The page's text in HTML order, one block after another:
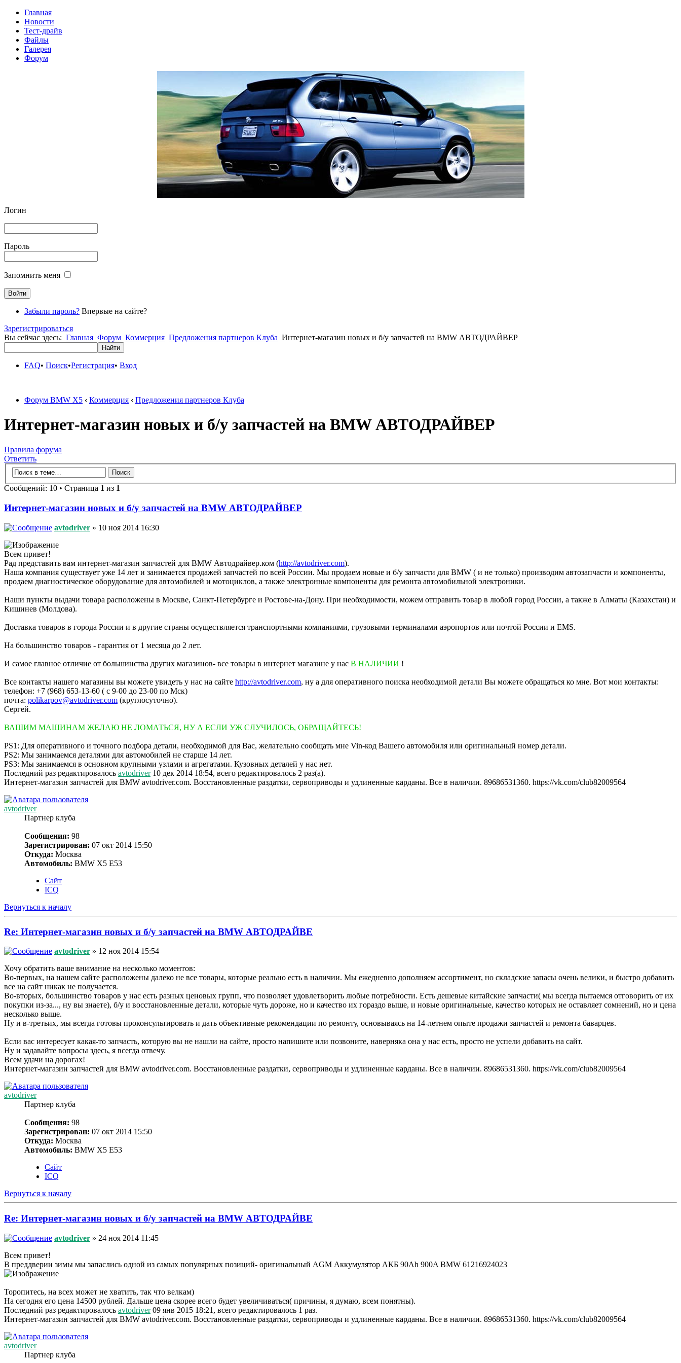
Главная
Новости
Тест-драйв
Файлы
Галерея
Форум
Логин
Пароль
Запомнить меня
Забыли пароль? Впервые на сайте?
Зарегистрироваться
Вы сейчас здесь: Главная Форум Коммерция Предложения партнеров Клуба Интернет-магазин новых и б/у запчастей на BMW АВТОДРАЙВЕР
FAQ• Поиск•Регистрация• Вход
Форум BMW X5 ‹ Коммерция ‹ Предложения партнеров Клуба
Интернет-магазин новых и б/у запчастей на BMW АВТОДРАЙВЕР
Правила форума
Ответить
Сообщений: 10 • Страница 1 из 1
Интернет-магазин новых и б/у запчастей на BMW АВТОДРАЙВЕР
avtodriver » 10 ноя 2014 16:30
Всем привет!
Рад представить вам интернет-магазин запчастей для BMW Автодрайвер.ком (http://avtodriver.com).
Наша компания существует уже 14 лет и занимается продажей запчастей по всей России. Мы продаем новые и б/у запчасти для BMW ( и не только) производим автозапчасти и компоненты,
продаем диагностическое оборудование для автомобилей и мотоциклов, а также электронные компоненты для ремонта автомобильной электроники.
Наши пункты выдачи товара расположены в Москве, Санкт-Петербурге и Ростове-на-Дону. При необходимости, можем отправить товар в любой город России, а также в Алматы (Казахстан) и
Кишинев (Молдова).
Доставка товаров в города России и в другие страны осуществляется транспортными компаниями, грузовыми терминалами аэропортов или почтой России и EMS.
На большинство товаров - гарантия от 1 месяца до 2 лет.
И самое главное отличие от большинства других магазинов- все товары в интернет магазине у нас В НАЛИЧИИ !
Все контакты нашего магазины вы можете увидеть у нас на сайте http://avtodriver.com, ну а для оперативного поиска необходимой детали Вы можете обращаться ко мне. Вот мои контакты:
телефон: +7 (968) 653-13-60 ( с 9-00 до 23-00 по Мск)
почта: polikarpov@avtodriver.com (круглосуточно).
Сергей.
ВАШИМ МАШИНАМ ЖЕЛАЮ НЕ ЛОМАТЬСЯ, НУ А ЕСЛИ УЖ СЛУЧИЛОСЬ, ОБРАЩАЙТЕСЬ!
PS1: Для оперативного и точного подбора детали, необходимой для Вас, желательно сообщать мне Vin-код Вашего автомобиля или оригинальный номер детали.
PS2: Мы занимаемся деталями для автомобилей не старше 14 лет.
PS3: Мы занимаемся в основном крупными узлами и агрегатами. Кузовных деталей у нас нет.
Последний раз редактировалось avtodriver10 дек 2014 18:54, всего редактировалось 2 раз(а).
Интернет-магазин запчастей для BMW avtodriver.com. Восстановленные раздатки, сервоприводы и удлиненные карданы. Все в наличии. 89686531360. https://vk.com/club82009564
avtodriver
Партнер клуба
Сообщения: 98
Зарегистрирован: 07 окт 2014 15:50
Откуда: Москва
Автомобиль: BMW X5 E53
Сайт
ICQ
Вернуться к началу
Re: Интернет-магазин новых и б/у запчастей на BMW АВТОДРАЙВЕ
avtodriver » 12 ноя 2014 15:54
Хочу обратить ваше внимание на несколько моментов:
Во-первых, на нашем сайте расположены далеко не все товары, которые реально есть в наличии. Мы ежедневно дополняем ассортимент, но складские запасы очень велики, и быстро добавить
все на сайт никак не получается.
Во-вторых, большинство товаров у нас есть разных ценовых групп, что позволяет удовлетворить любые потребности. Есть дешевые китайские запчасти( мы всегда пытаемся отговорить от их
покупки из-за..., ну вы знаете), б/у и восстановленные детали, которые чуть дороже, но и качество их гораздо выше, и новые оригинальные, качество которых не оставляет сомнений, но и цена
несколько выше.
Ну и в-третьих, мы всегда готовы проконсультировать и дать объективные рекомендации по ремонту, основываясь на 14-летнем опыте продажи запчастей и ремонта баварцев.
Если вас интересует какая-то запчасть, которую вы не нашли на сайте, просто напишите или позвоните, наверняка она у нас есть, просто не успели добавить на сайт.
Ну и задавайте вопросы здесь, я всегда отвечу.
Всем удачи на дорогах!
Интернет-магазин запчастей для BMW avtodriver.com. Восстановленные раздатки, сервоприводы и удлиненные карданы. Все в наличии. 89686531360. https://vk.com/club82009564
avtodriver
Партнер клуба
Сообщения: 98
Зарегистрирован: 07 окт 2014 15:50
Откуда: Москва
Автомобиль: BMW X5 E53
Сайт
ICQ
Вернуться к началу
Re: Интернет-магазин новых и б/у запчастей на BMW АВТОДРАЙВЕ
avtodriver » 24 ноя 2014 11:45
Всем привет!
В преддверии зимы мы запаслись одной из самых популярных позиций- оригинальный AGM Аккумулятор АКБ 90Ah 900A BMW 61216924023
Торопитесь, на всех может не хватить, так что велкам)
На сегодня его цена 14500 рублей. Дальше цена скорее всего будет увеличиваться( причины, я думаю, всем понятны).
Последний раз редактировалось avtodriver09 янв 2015 18:21, всего редактировалось 1 раз.
Интернет-магазин запчастей для BMW avtodriver.com. Восстановленные раздатки, сервоприводы и удлиненные карданы. Все в наличии. 89686531360. https://vk.com/club82009564
avtodriver
Партнер клуба